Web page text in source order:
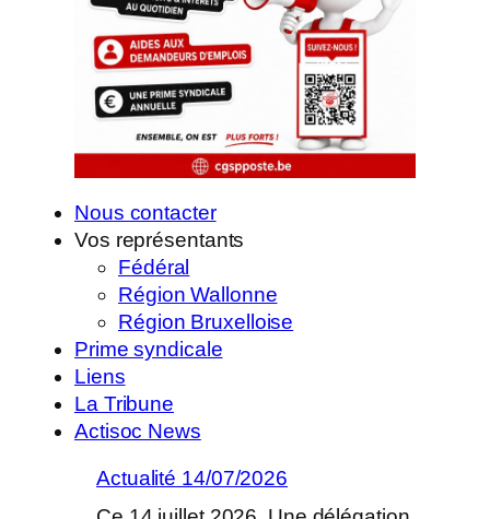
Nous contacter
Vos représentants
Fédéral
Région Wallonne
Région Bruxelloise
Prime syndicale
Liens
La Tribune
Actisoc News
Actualité 14/07/2026